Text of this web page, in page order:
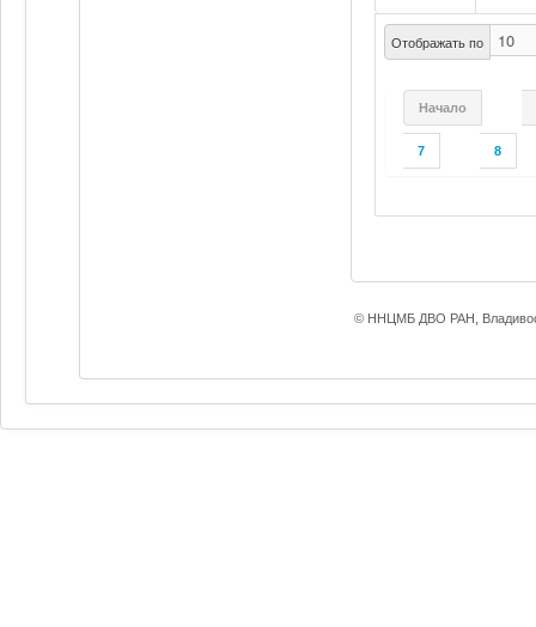
Отображать по
Начало
7 8
© ННЦМБ ДВО РАН,